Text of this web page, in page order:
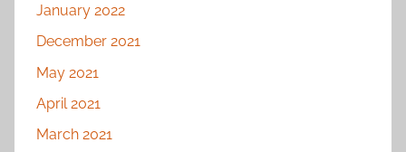
January 2022
December 2021
May 2021
April 2021
March 2021